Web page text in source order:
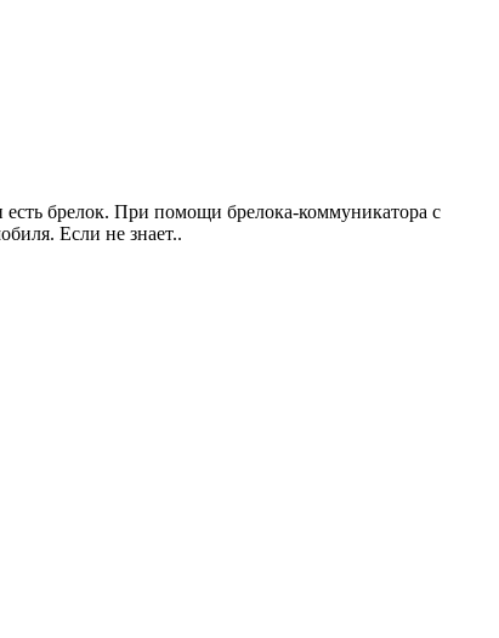
брелок. При помощи брелока-коммуникатора с
Если не знает..